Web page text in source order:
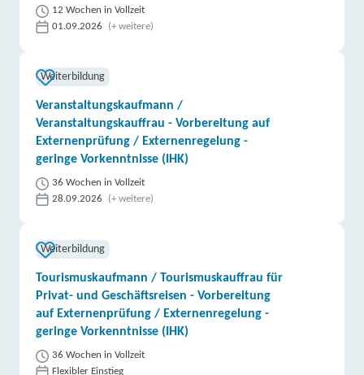
12 Wochen in Vollzeit
01.09.2026
(+ weitere)
Weiterbildung
Veranstaltungskaufmann /
Veranstaltungskauffrau - Vorbereitung auf
Externenprüfung / Externenregelung -
geringe Vorkenntnisse (IHK)
36 Wochen in Vollzeit
28.09.2026
(+ weitere)
Weiterbildung
Tourismuskaufmann / Tourismuskauffrau für
Privat- und Geschäftsreisen - Vorbereitung
auf Externenprüfung / Externenregelung -
geringe Vorkenntnisse (IHK)
36 Wochen in Vollzeit
Flexibler Einstieg